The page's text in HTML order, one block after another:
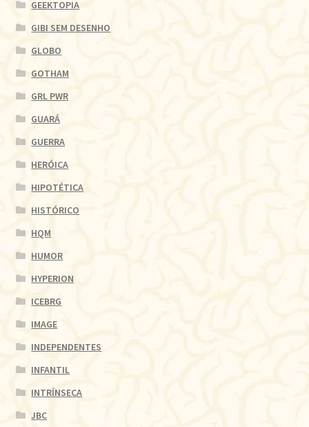
GEEKTOPIA
GIBI SEM DESENHO
GLOBO
GOTHAM
GRL PWR
GUARÁ
GUERRA
HERÓICA
HIPOTÉTICA
HISTÓRICO
HQM
HUMOR
HYPERION
ICEBRG
IMAGE
INDEPENDENTES
INFANTIL
INTRÍNSECA
JBC